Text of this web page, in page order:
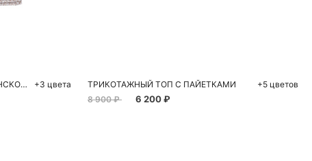
ТРИКОТАЖНЫЙ ТОП С АМЕРИКАНСКОЙ ПРОЙМОЙ
+3 цвета
ТРИКОТАЖНЫЙ ТОП С ПАЙЕТКАМИ
8 900 ₽
6 200 ₽
+5 цветов